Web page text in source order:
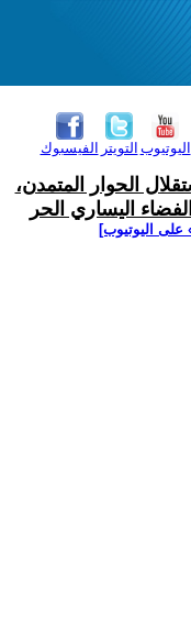
الفيسبوك التويتر اليوتيوب
الحوار المتمدن،
اليساري الحر
على اليوتيوب]